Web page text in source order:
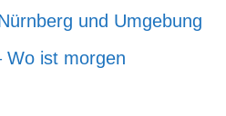
und Umgebung
Wo ist morgen